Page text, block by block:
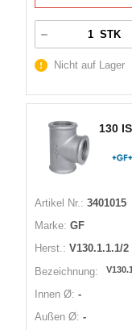
STK
Nicht auf Lager
130
Artikel Nr.: 3401015
Marke: GF
Herst.: V130.1.1.1/2
Bezeichnung:
Innen Ø: -
Außen Ø: -